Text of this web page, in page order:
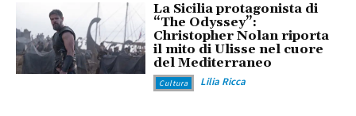
La Sicilia protagonista di
“The Odyssey”:
Christopher Nolan riporta
il mito di Ulisse nel cuore
del Mediterraneo
Cultura Lilia Ricca